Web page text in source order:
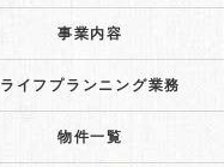
事業内容
ライフプランニング業務
物件一覧